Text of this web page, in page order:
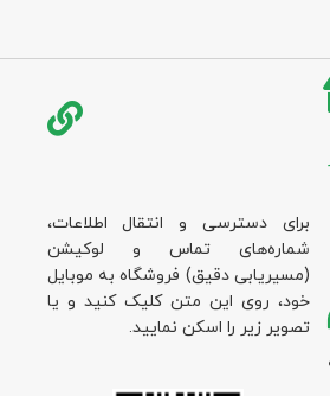
برای دسترسی و انتقال اطلاعات،
شماره‌های تماس و لوکیشن
(مسیریابی دقیق) فروشگاه به موبایل
خود، روی این متن کلیک کنید و یا
تصویر زیر را اسکن نمایید.